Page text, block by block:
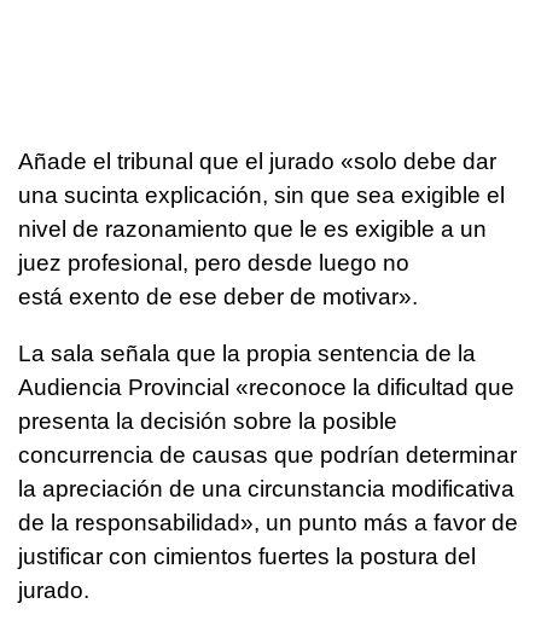
Añade el tribunal que el jurado «solo debe dar
una sucinta explicación, sin que sea exigible el
nivel de razonamiento que le es exigible a un
juez profesional, pero desde luego no
está exento de ese deber de motivar».
La sala señala que la propia sentencia de la
Audiencia Provincial «reconoce la dificultad que
presenta la decisión sobre la posible
concurrencia de causas que podrían determinar
la apreciación de una circunstancia modificativa
de la responsabilidad», un punto más a favor de
justificar con cimientos fuertes la postura del
jurado.